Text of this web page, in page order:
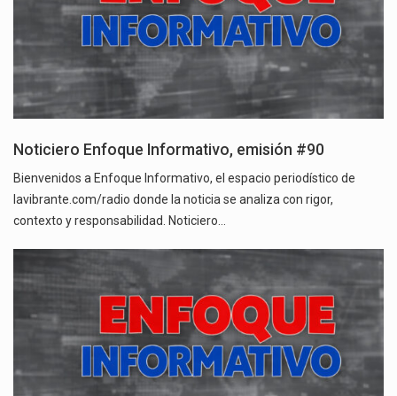
Noticiero Enfoque Informativo, emisión #90
Bienvenidos a Enfoque Informativo, el espacio periodístico de
lavibrante.com/radio donde la noticia se analiza con rigor,
contexto y responsabilidad. Noticiero…